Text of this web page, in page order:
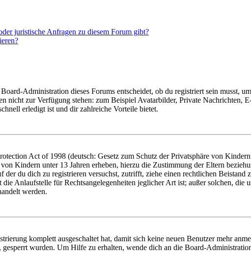
juristische Anfragen zu diesem Forum gibt?
Administration dieses Forums entscheidet, ob du registriert sein musst,
nicht zur Verfügung stehen: zum Beispiel Avatarbilder, Private Nachrichten,
erledigt ist und dir zahlreiche Vorteile bietet.
Act of 1998 (deutsch: Gesetz zum Schutz der Privatsphäre von
Kindern unter 13 Jahren erheben, hierzu die Zustimmung der Eltern
der du dich zu registrieren versuchst, zutrifft, ziehe einen rechtlichen
Anlaufstelle für Rechtsangelegenheiten jeglicher Art ist; außer solchen,
werden.
komplett ausgeschaltet hat, damit sich keine neuen Benutzer mehr
wurden. Um Hilfe zu erhalten, wende dich an die Board-